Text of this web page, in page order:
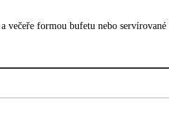
večeře formou bufetu nebo